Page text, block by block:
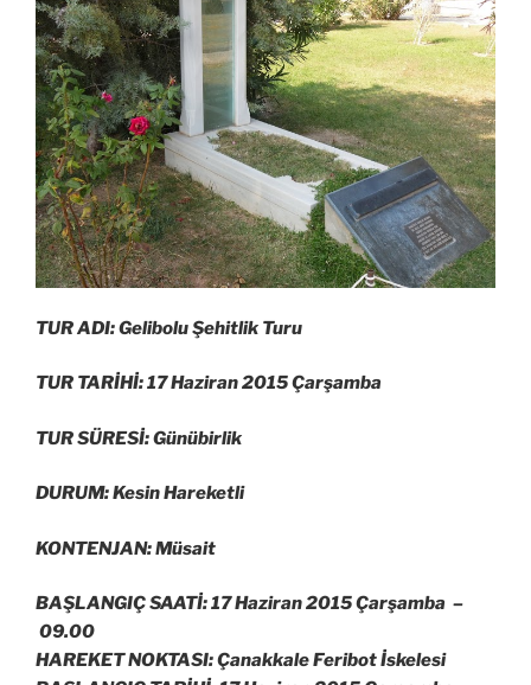
TUR ADI: Gelibolu Şehitlik Turu
TUR TARİHİ: 17 Haziran 2015 Çarşamba
TUR SÜRESİ: Günübirlik
DURUM: Kesin Hareketli
KONTENJAN: Müsait
BAŞLANGIÇ SAATİ: 17 Haziran 2015 Çarşamba –
09.00
HAREKET NOKTASI: Çanakkale Feribot İskelesi